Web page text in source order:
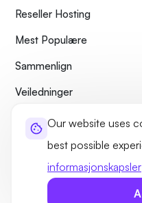
Our website uses
best possible
informasjonskapsler
Reseller Hosting
Mest Populære
Sammenlign
Veiledninger
Om oss
PersonvernerklæringLovlig
©2026 UltaHost - Alle